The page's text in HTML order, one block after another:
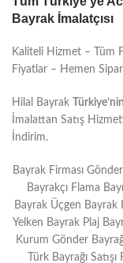
Bayrak İmalatçısı
Kaliteli Hizmet – Tüm
Fiyatlar – Hemen
Hilal Bayrak
İmalattan Satış
İndirim.
Bayrak Firması
Bayrakçı Flama
Bayrak Üçgen Bayrak
Yelken Bayrak Plaj
Kurum Gönder
Türk Bayrağı